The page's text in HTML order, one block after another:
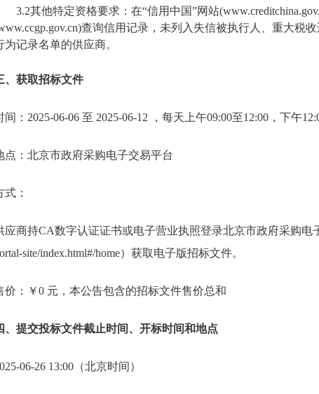
3.2其他特定资格要求：在“信用中国”网站
查询信用记录，未列入失信被执行人、重大税
为记录名单的供应商。
、获取招标文件
间：2025-06-06 至 2025-06-12 ，每天上午09:00至12:00，下午
点：北京市政府采购电子交易平台
式：
应商持CA数字认证证书或电子营业执照登录北京市政府采购电
site/index.html#/home）获取电子版招标文件。
价：￥0 元，本公告包含的招标文件售价总和
、提交投标文件截止时间、开标时间和地点
06-26 13:00（北京时间）